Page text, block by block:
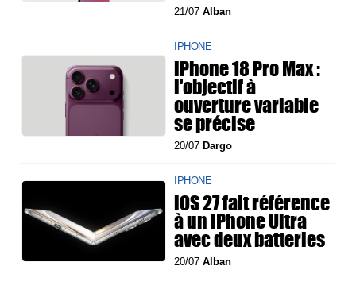
21/07Alban
IPHONE
iPhone 18 Pro Max :
l'objectif à
ouverture variable
se précise
20/07 Dargo
IPHONE
iOS 27 fait référence
à un iPhone Ultra
avec deux batteries
20/07Alban